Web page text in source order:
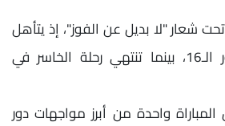
شعار "لا بديل عن الفوز"، إذ يتأهل
الفائز مباشرة إلى دور الـ16، بينما تنتهي رحلة الخاسر في
واحدة من أبرز مواجهات دور